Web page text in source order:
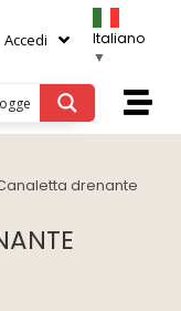
Accedi
Italiano
▼
drenante